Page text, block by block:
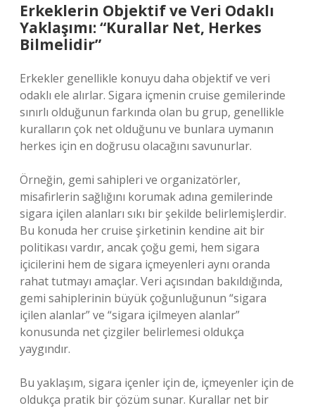
Erkeklerin Objektif ve Veri Odaklı
Yaklaşımı: “Kurallar Net, Herkes
Bilmelidir”
Erkekler genellikle konuyu daha objektif ve veri
odaklı ele alırlar. Sigara içmenin cruise gemilerinde
sınırlı olduğunun farkında olan bu grup, genellikle
kuralların çok net olduğunu ve bunlara uymanın
herkes için en doğrusu olacağını savunurlar.
Örneğin, gemi sahipleri ve organizatörler,
misafirlerin sağlığını korumak adına gemilerinde
sigara içilen alanları sıkı bir şekilde belirlemişlerdir.
Bu konuda her cruise şirketinin kendine ait bir
politikası vardır, ancak çoğu gemi, hem sigara
içicilerini hem de sigara içmeyenleri aynı oranda
rahat tutmayı amaçlar. Veri açısından bakıldığında,
gemi sahiplerinin büyük çoğunluğunun “sigara
içilen alanlar” ve “sigara içilmeyen alanlar”
konusunda net çizgiler belirlemesi oldukça
yaygındır.
Bu yaklaşım, sigara içenler için de, içmeyenler için de
oldukça pratik bir çözüm sunar. Kurallar net bir